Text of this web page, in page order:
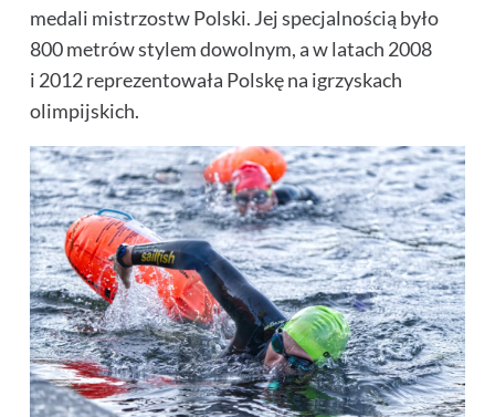
medali mistrzostw Polski. Jej specjalnością było
800 metrów stylem dowolnym, a w latach 2008
i 2012 reprezentowała Polskę na igrzyskach
olimpijskich.